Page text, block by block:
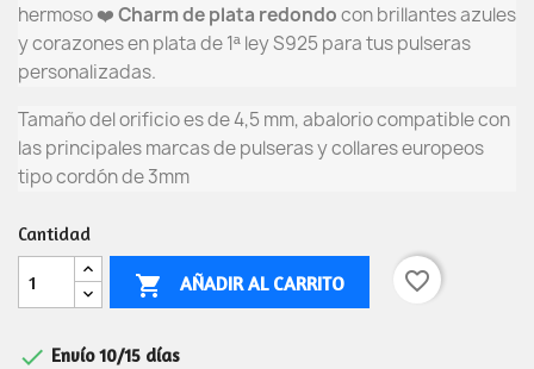
hermoso ❤️Charm de plata redondocon brillantes azules
y corazonesen plata de 1ª ley S925 para tus pulseras
personalizadas.
Tamaño del orificio es de 4,5 mm, abalorio compatible con
las principales marcas de pulseras y collares europeos
tipo cordón de 3mm
Cantidad
 AÑADIR AL CARRITO favorite_border
 Envío 10/15 días